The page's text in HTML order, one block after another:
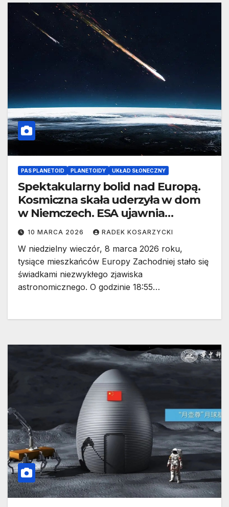
PAS PLANETOID PLANETOIDY UKŁAD SŁONECZNY
Spektakularny bolid nad Europą.
Kosmiczna skała uderzyła w dom
w Niemczech. ESA ujawnia
szczegóły
10 MARCA 2026 RADEK KOSARZYCKI
W niedzielny wieczór, 8 marca 2026 roku,
tysiące mieszkańców Europy Zachodniej stało się
świadkami niezwykłego zjawiska
astronomicznego. O godzinie 18:55…